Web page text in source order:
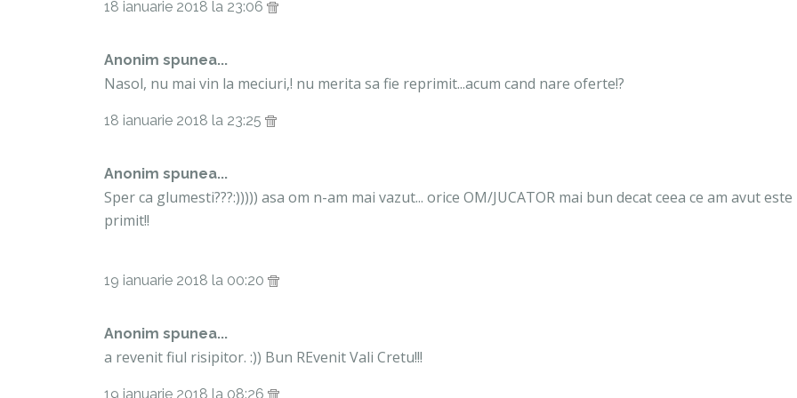
18 ianuarie 2018 la 23:06
Anonim spunea...
Nasol, nu mai vin la meciuri,! nu merita sa fie reprimit...acum cand nare oferte!?
18 ianuarie 2018 la 23:25
Anonim spunea...
Sper ca glumesti???:))))) asa om n-am mai vazut... orice OM/JUCATOR mai bun decat ceea ce am avut
primit!!
19 ianuarie 2018 la 00:20
Anonim spunea...
a revenit fiul risipitor. :)) Bun REvenit Vali Cretu!!!
19 ianuarie 2018 la 08:26